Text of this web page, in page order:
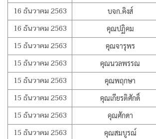
16 ธันวาคม 2563 บจก.คิงส์
16 ธันวาคม 2563 คุณปฏิคม
15 ธันวาคม 2563 คุณจารุพร
15 ธันวาคม 2563 คุณนวลพรรณ
15 ธันวาคม 2563 คุณพฤกษา
15 ธันวาคม 2563 คุณเกียรติศักดิ์
15 ธันวาคม 2563 คุณศักดา
15 ธันวาคม 2563 คุณสมบูรณ์